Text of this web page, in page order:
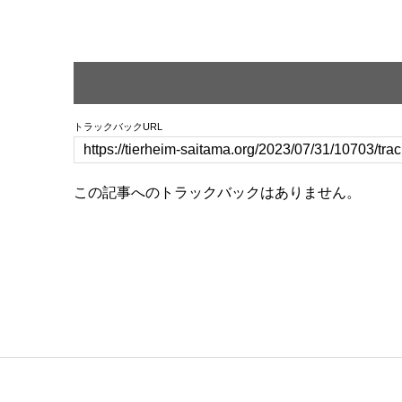
トラックバックURL
この記事へのトラックバックはありません。